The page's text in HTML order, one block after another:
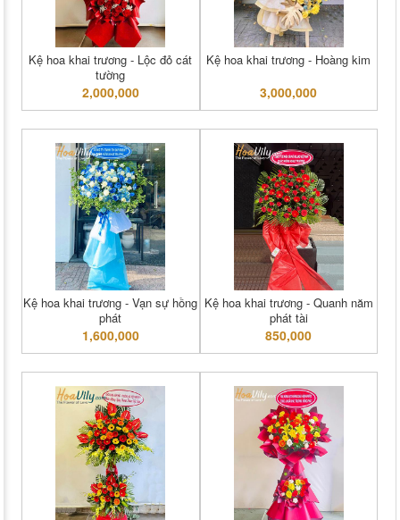
Kệ hoa khai trương - Lộc đỏ cát
tường
2,000,000
Kệ hoa khai trương - Hoàng kim
3,000,000
Kệ hoa khai trương - Vạn sự hồng
phát
1,600,000
Kệ hoa khai trương - Quanh năm
phát tài
850,000